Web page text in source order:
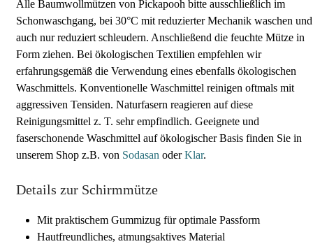
Alle Baumwollmützen von Pickapooh bitte ausschließlich im
Schonwaschgang, bei 30°C mit reduzierter Mechanik waschen und
auch nur reduziert schleudern. Anschließend die feuchte Mütze in
Form ziehen. Bei ökologischen Textilien empfehlen wir
erfahrungsgemäß die Verwendung eines ebenfalls ökologischen
Waschmittels. Konventionelle Waschmittel reinigen oftmals mit
aggressiven Tensiden. Naturfasern reagieren auf diese
Reinigungsmittel z. T. sehr empfindlich. Geeignete und
faserschonende Waschmittel auf ökologischer Basis finden Sie in
unserem Shop z.B. von Sodasan oderKlar.
Details zur Schirmmütze
Mit praktischem Gummizug für optimale Passform
Hautfreundliches, atmungsaktives Material